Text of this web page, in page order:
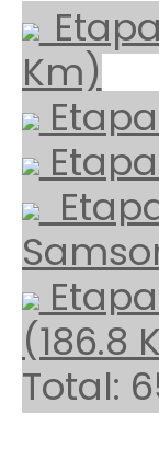
Km)
(186.8
Total: